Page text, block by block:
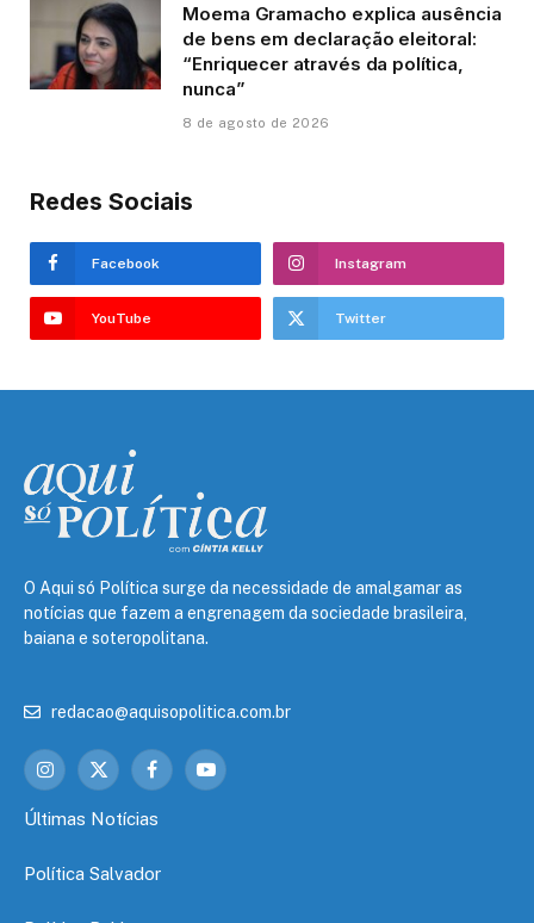
Moema Gramacho explica ausência
de bens em declaração eleitoral:
“Enriquecer através da política,
nunca”
8 de agosto de 2026
Redes Sociais
Facebook Instagram
YouTube Twitter
O Aqui só Política surge da necessidade de amalgamar as
notícias que fazem a engrenagem da sociedade brasileira,
baiana e soteropolitana.
redacao@aquisopolitica.com.br
Instagram
X
FacebookYouTube
Últimas Notícias
Política Salvador